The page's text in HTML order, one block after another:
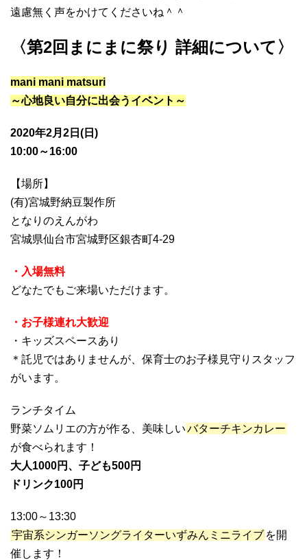
遠慮無く声をかけてくださいね＾＾
〈第2回まにまに祭り 詳細について〉
mani mani matsuri
～心地良い自分に出会うイベント～
2020年2月2日(日)
10:00～16:00
【場所】
(有)宮城野納豆製作所
となりのえんがわ
宮城県仙台市宮城野区銀杏町4-29
・入場無料
どなたでもご来場いただけます。
・お子様連れ大歓迎
・キッズスペースあり
＊託児ではありませんが、保育士のお子様見守りスタッフ
がいます。
ランチタイム
野菜ソムリエの方が作る、美味しいバターチキンカレー
が食べられます！
大人1000円、子ども500円
ドリンク100円
13:00～13:30
宇宙系シンガーソングライターいずみんミニライブ を開
催します！